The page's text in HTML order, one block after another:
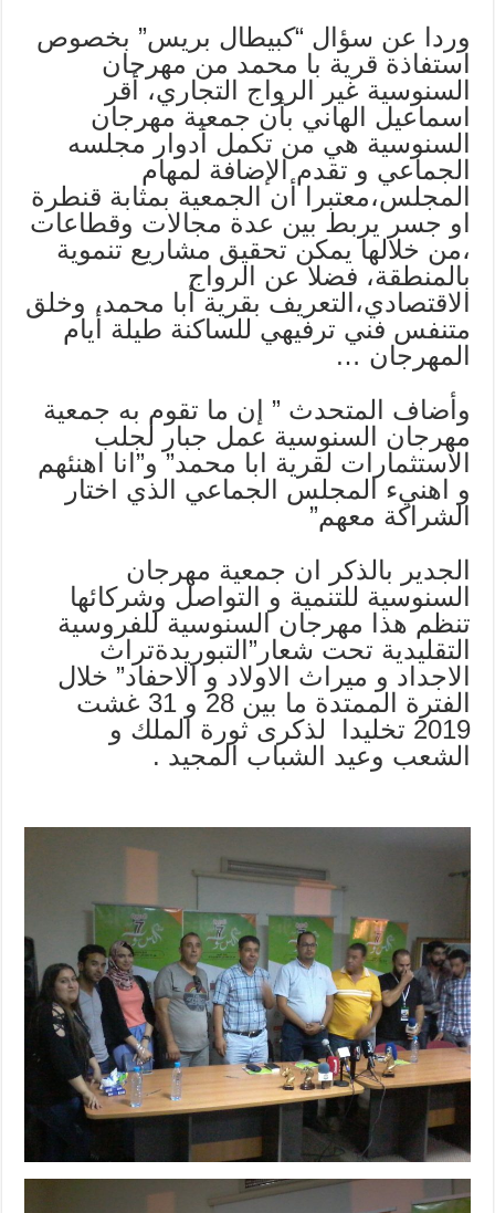
وردا عن سؤال “كبيطال بريس” بخصوص
استفاذة قرية با محمد من مهرجان
السنوسية غير الرواج التجاري، أقر
اسماعيل الهاني بأن جمعية مهرجان
السنوسية هي من تكمل أدوار مجلسه
الجماعي و تقدم الإضافة لمهام
المجلس،معتبرا أن الجمعية بمثابة قنطرة
او جسر يربط بين عدة مجالات وقطاعات
،من خلالها يمكن تحقيق مشاريع تنموية
بالمنطقة، فضلا عن الرواج
الاقتصادي،التعريف بقرية أبا محمد، وخلق
متنفس فني ترفيهي للساكنة طيلة أيام
المهرجان …
وأضاف المتحدث ” إن ما تقوم به جمعية
مهرجان السنوسية عمل جبار لجلب
الاستثمارات لقرية ابا محمد” و”انا اهنئهم
و اهنيء المجلس الجماعي الذي اختار
الشراكة معهم”
الجدير بالذكر ان جمعية مهرجان
السنوسية للتنمية و التواصل وشركائها
تنظم هذا مهرجان السنوسية للفروسية
التقليدية تحت شعار”التبوريدةتراث
الاجداد و ميراث الاولاد و الاحفاد” خلال
الفترة الممتدة ما بين 28 و 31 غشت
2019 تخليدا لذكرى ثورة الملك و
الشعب وعيد الشباب المجيد .